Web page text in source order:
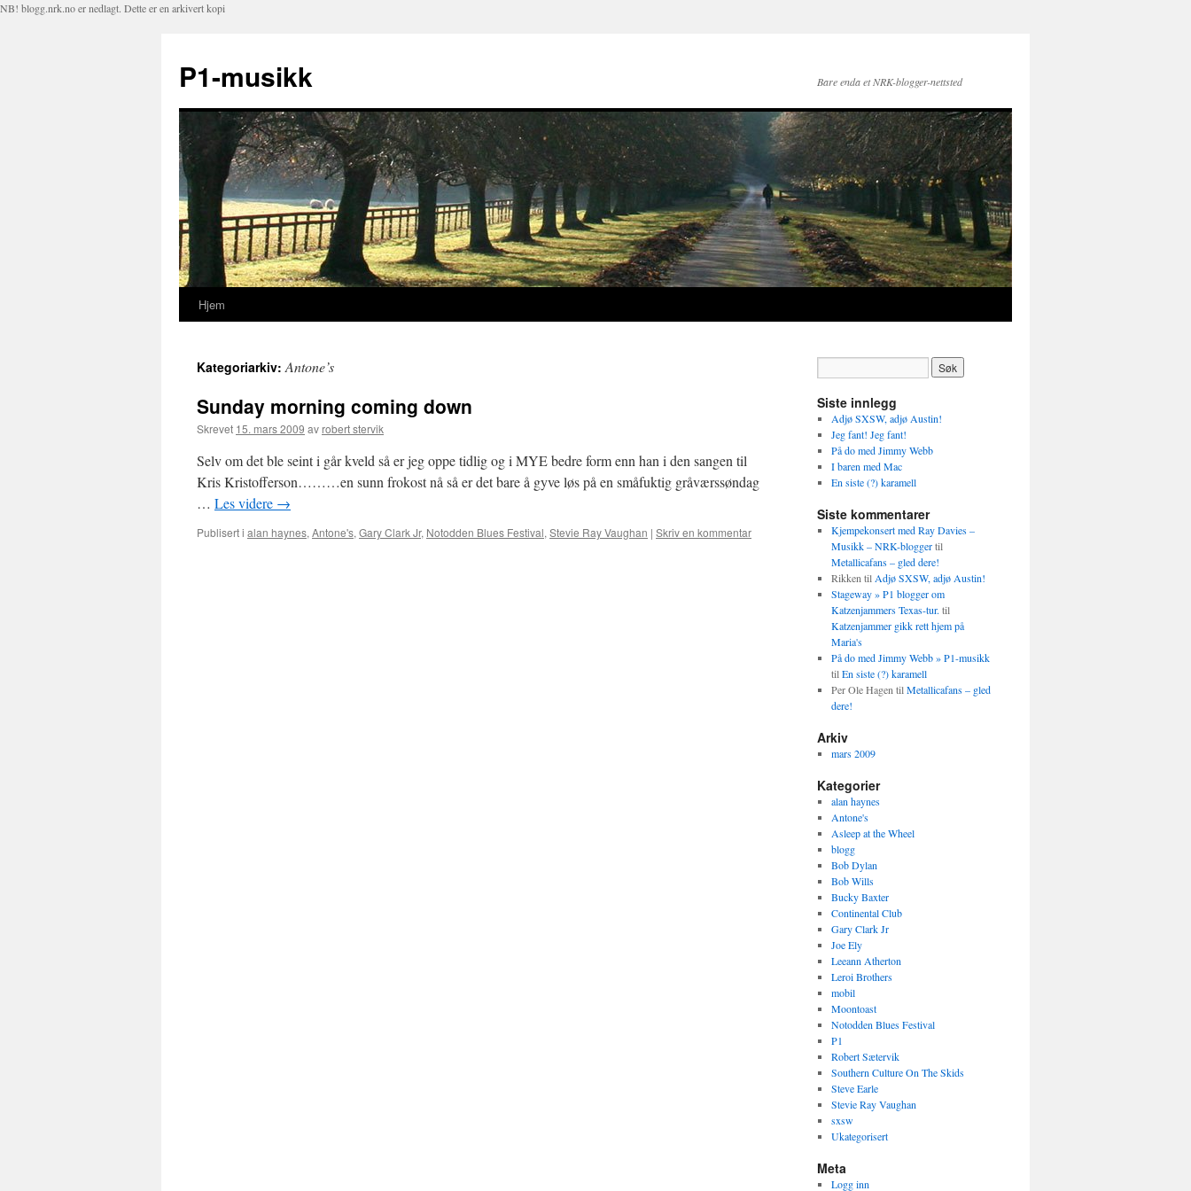
NB! blogg.nrk.no er nedlagt. Dette er en arkivert kopi
P1-musikk Bare enda et NRK-blogger-nettsted
Hopp
innhold
Hjem
Kategoriarkiv:Antone’s
Sunday morning coming down
Skrevet 15. mars 2009 av robert stervik
Selv om det ble seint i går kveld så er jeg oppe tidlig og i MYE bedre form enn han i den sangen til
Kris Kristofferson………en sunn frokost nå så er det bare å gyve løs på en småfuktig gråværssøndag
… Les videre →
Publisert i alan haynes, Antone's, Gary Clark Jr, Notodden Blues Festival, Stevie Ray Vaughan | Skriv en kommentar
Siste innlegg
Adjø SXSW, adjø Austin!
Jeg fant! Jeg fant!
På do med Jimmy Webb
I baren med Mac
En siste (?) karamell
Siste kommentarer
Kjempekonsert med Ray Davies –
Musikk – NRK-bloggertil
Metallicafans – gled dere!
Rikken til Adjø SXSW, adjø Austin!
Stageway » P1 blogger om
Katzenjammers Texas-tur. til
Katzenjammer gikk rett hjem på
Maria's
På do med Jimmy Webb » P1-musikk
tilEn siste (?) karamell
Per Ole Hagen tilMetallicafans – gled
dere!
Arkiv
mars 2009
Kategorier
alan haynes
Antone's
Asleep at the Wheel
blogg
Bob Dylan
Bob Wills
Bucky Baxter
Continental Club
Gary Clark Jr
Joe Ely
Leeann Atherton
Leroi Brothers
mobil
Moontoast
Notodden Blues Festival
P1
Robert Sætervik
Southern Culture On The Skids
Steve Earle
Stevie Ray Vaughan
sxsw
Ukategorisert
Meta
Logg inn